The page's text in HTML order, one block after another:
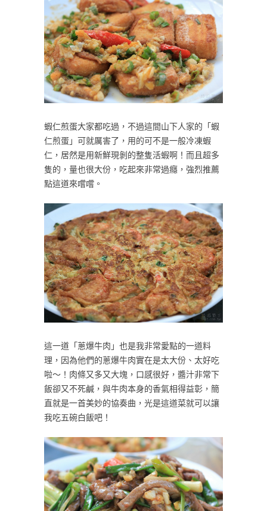
蝦仁煎蛋大家都吃過，不過這間山下人家的「蝦
仁煎蛋」可就厲害了，用的可不是一般冷凍蝦
仁，居然是用新鮮現剝的整隻活蝦啊！而且超多
隻的，量也很大份，吃起來非常過癮，強烈推薦
點這道來嚐嚐。
這一道「蔥爆牛肉」也是我非常愛點的一道料
理，因為他們的蔥爆牛肉實在是太大份、太好吃
啦～！肉條又多又大塊，口感很好，醬汁非常下
飯卻又不死鹹，與牛肉本身的香氣相得益彰，簡
直就是一首美妙的協奏曲，光是這道菜就可以讓
我吃五碗白飯吧！